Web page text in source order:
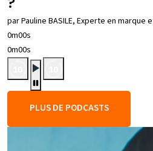
par Pauline BASILE, Experte en marque
0m00s
0m00s
PLUS DE PODCASTS